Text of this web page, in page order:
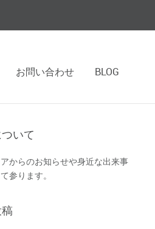
お問い合わせ BLOG
いて
からのお知らせや身近な出来事
参ります。